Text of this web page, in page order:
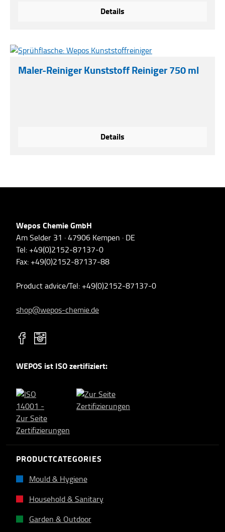
Details
Maler-Reiniger Kunststoff Reiniger 750 ml
Details
Wepos Chemie GmbH
Am Selder 31 · 47906 Kempen · DE
Tel: +49(0)2152-87137-0
Fax: +49(0)2152-87137-88
Product advice/Tel: +49(0)2152-87137-0
shop@wepos-chemie.de
WEPOS ist ISO zertifiziert:
PRODUCTCATEGORIES
Mould & Hygiene
Household & Sanitary
Garden & Outdoor